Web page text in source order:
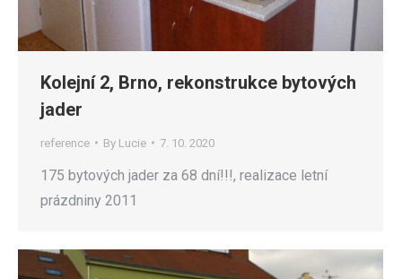
Kolejní 2, Brno, rekonstrukce bytových
jader
reference By Lucie 7. 10. 2020
175 bytových jader za 68 dní!!!, realizace letní
prázdniny 2011